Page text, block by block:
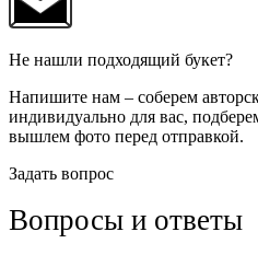
Не нашли подходящий букет?
Напишите нам – соберем
индивидуально для вас,
вышлем фото перед отправкой.
Задать вопрос
Вопросы и ответы